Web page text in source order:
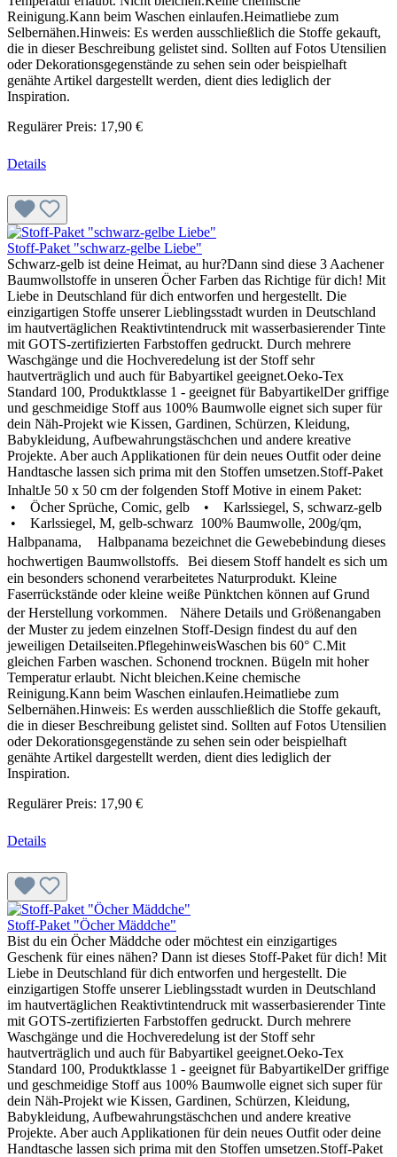
Reinigung.Kann beim Waschen einlaufen.Heimatliebe zum
Selbernähen.Hinweis: Es werden ausschließlich die Stoffe gekauft,
die in dieser Beschreibung gelistet sind. Sollten auf Fotos Utensilien
oder Dekorationsgegenstände zu sehen sein oder beispielhaft
genähte Artikel dargestellt werden, dient dies lediglich der
Inspiration.
Regulärer Preis: 17,90 €
Details
Stoff-Paket "schwarz-gelbe Liebe"
Schwarz-gelb ist deine Heimat, au hur?Dann sind diese 3 Aachener
Baumwollstoffe in unseren Öcher Farben das Richtige für dich! Mit
Liebe in Deutschland für dich entworfen und hergestellt. Die
einzigartigen Stoffe unserer Lieblingsstadt wurden in Deutschland
im hautvertäglichen Reaktivtintendruck mit wasserbasierender Tinte
mit GOTS-zertifizierten Farbstoffen gedruckt. Durch mehrere
Waschgänge und die Hochveredelung ist der Stoff sehr
hautverträglich und auch für Babyartikel geeignet.Oeko-Tex
Standard 100, Produktklasse 1 - geeignet für BabyartikelDer griffige
und geschmeidige Stoff aus 100% Baumwolle eignet sich super für
dein Näh-Projekt wie Kissen, Gardinen, Schürzen, Kleidung,
Babykleidung, Aufbewahrungstäschchen und andere kreative
Projekte. Aber auch Applikationen für dein neues Outfit oder deine
Handtasche lassen sich prima mit den Stoffen umsetzen.Stoff-Paket
InhaltJe 50 x 50 cm der folgenden Stoff Motive in einem Paket:
• Öcher Sprüche, Comic, gelb • Karlssiegel, S, schwarz-gelb
• Karlssiegel, M, gelb-schwarz 100% Baumwolle, 200g/qm,
Halbpanama, Halbpanama bezeichnet die Gewebebindung dieses
hochwertigen Baumwollstoffs. Bei diesem Stoff handelt es sich um
ein besonders schonend verarbeitetes Naturprodukt. Kleine
Faserrückstände oder kleine weiße Pünktchen können auf Grund
der Herstellung vorkommen. Nähere Details und Größenangaben
der Muster zu jedem einzelnen Stoff-Design findest du auf den
jeweiligen Detailseiten.PflegehinweisWaschen bis 60° C.Mit
gleichen Farben waschen. Schonend trocknen. Bügeln mit hoher
Temperatur erlaubt. Nicht bleichen.Keine chemische
Reinigung.Kann beim Waschen einlaufen.Heimatliebe zum
Selbernähen.Hinweis: Es werden ausschließlich die Stoffe gekauft,
die in dieser Beschreibung gelistet sind. Sollten auf Fotos Utensilien
oder Dekorationsgegenstände zu sehen sein oder beispielhaft
genähte Artikel dargestellt werden, dient dies lediglich der
Inspiration.
Regulärer Preis: 17,90 €
Details
Stoff-Paket "Öcher Mäddche"
Bist du ein Öcher Mäddche oder möchtest ein einzigartiges
Geschenk für eines nähen? Dann ist dieses Stoff-Paket für dich! Mit
Liebe in Deutschland für dich entworfen und hergestellt. Die
einzigartigen Stoffe unserer Lieblingsstadt wurden in Deutschland
im hautvertäglichen Reaktivtintendruck mit wasserbasierender Tinte
mit GOTS-zertifizierten Farbstoffen gedruckt. Durch mehrere
Waschgänge und die Hochveredelung ist der Stoff sehr
hautverträglich und auch für Babyartikel geeignet.Oeko-Tex
Standard 100, Produktklasse 1 - geeignet für BabyartikelDer griffige
und geschmeidige Stoff aus 100% Baumwolle eignet sich super für
dein Näh-Projekt wie Kissen, Gardinen, Schürzen, Kleidung,
Babykleidung, Aufbewahrungstäschchen und andere kreative
Projekte. Aber auch Applikationen für dein neues Outfit oder deine
Handtasche lassen sich prima mit den Stoffen umsetzen.Stoff-Paket